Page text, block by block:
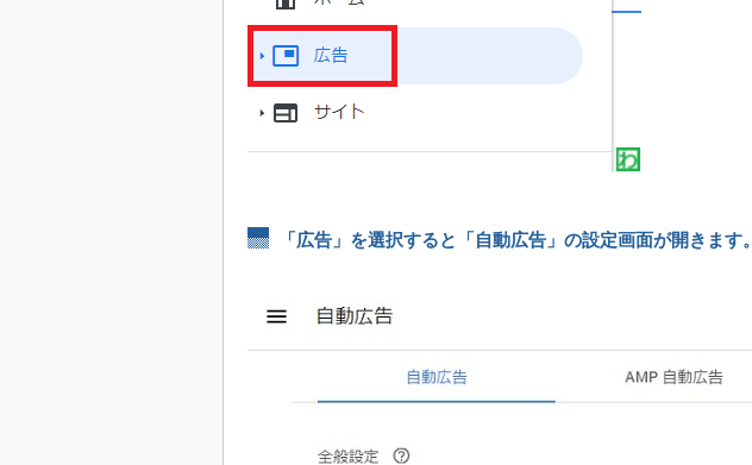
「広告」を選択すると「自動広告」の設定画面が開きます。